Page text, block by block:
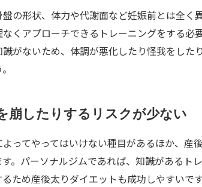
の形状、体力や代謝面など妊娠前とは全く
くアプローチできるトレーニングをする必
がないため、体調が悪化したり怪我をした
崩したりするリスクが少ない
ってやってはいけない種目があるほか、産
。パーソナルジムであれば、知識があるト
ため産後太りダイエットも成功しやすいで